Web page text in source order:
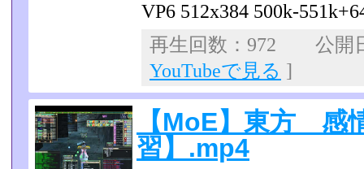
VP6 512x384 500k-
再生回数：972 公
YouTubeで見る ]
【MoE】東方 感
習】.mp4